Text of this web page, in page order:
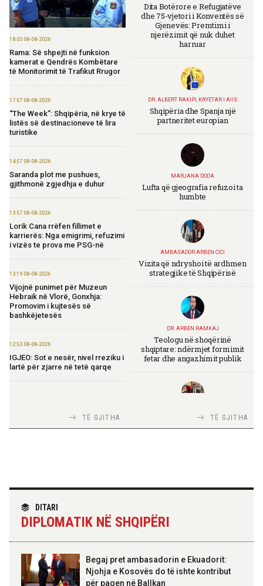
18:03 08-08-2026
Rama: Së shpejti në funksion
kamerat e Qendrës Kombëtare
të Monitorimit të Trafikut Rrugor
17:57 08-08-2026
“The Week”: Shqipëria, në krye të
listës së destinacioneve të lira
turistike
14:57 08-08-2026
Saranda plot me pushues,
gjithmonë zgjedhja e duhur
13:57 08-08-2026
Lorik Cana rrëfen fillimet e
karrierës: Nga emigrimi, refuzimi
i vizës te prova me PSG-në
13:19 08-08-2026
Vijojnë punimet për Muzeun
Hebraik në Vlorë, Gonxhja:
Promovim i kujtesës së
bashkëjetesës
12:53 08-08-2026
IGJEO: Sot e nesër, nivel rreziku i
lartë për zjarre në tetë qarqe
seminari i leximit mbi librin e Xi
Jinpingut për qeverisjen e Kinës
“Made in Albania”
09:24 08-08-2026
Ambasadori Wendt do të
Trump për siguri të përbashkët
TË GJITHA
Dita Botërore e Refugjatëve
dhe 75-vjetori i Konventës së
Gjenevës: Premtimi i
njerëzimit që nuk duhet
harruar
DR. ALBERT RAKIPI, KRYETAR I AIIS
Shqipëria dhe Spanja një
partneritet europian
MARJANA DODA
Lufta që gjeografia refuzoi ta
humbte
AMBASADOR ARBEN CICI
Vizita që ndryshoi të ardhmen
strategjike të Shqipërisë
DR. ARBEN RAMKAJ
Teologu në shoqërinë
shqiptare: ndërmjet formimit
fetar dhe angazhimit publik
TIRANA DIPLOMAT
TIRANA DIPLOMAT
Skënderbeut dhe Ismail
TË GJITHA
DITARI
DIPLOMATIK NË SHQIPËRI
Begaj pret ambasadorin e Ekuadorit:
Njohja e Kosovës do të ishte kontribut
për paqen në Ballkan